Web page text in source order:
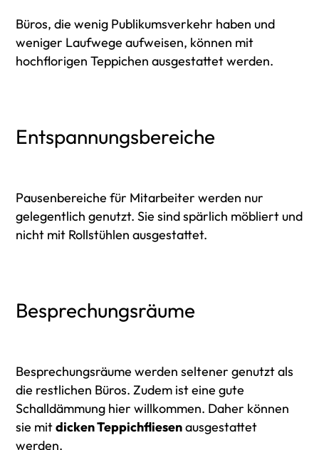
Büros, die wenig Publikumsverkehr haben und
weniger Laufwege aufweisen, können mit
hochflorigen Teppichen ausgestattet werden.
Entspannungsbereiche
Pausenbereiche für Mitarbeiter werden nur
gelegentlich genutzt. Sie sind spärlich möbliert und
nicht mit Rollstühlen ausgestattet.
Besprechungsräume
Besprechungsräume werden seltener genutzt als
die restlichen Büros. Zudem ist eine gute
Schalldämmung hier willkommen. Daher können
sie mitdicken Teppichfliesenausgestattet
werden.